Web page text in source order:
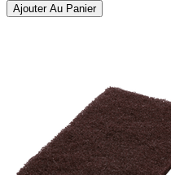
Ajouter Au Panier